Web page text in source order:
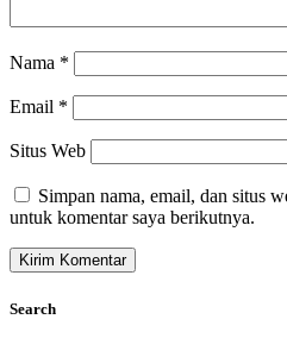
Nama *
Email *
Situs Web
Simpan nama, email, dan situs
untuk komentar saya berikutnya.
Search